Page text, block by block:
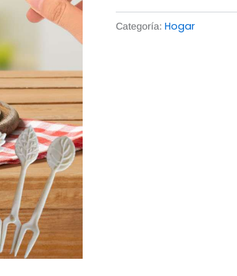
Categoría: Hogar